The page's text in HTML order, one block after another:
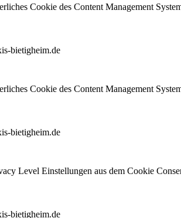
Cookie des Content Management
bietigheim.de
Cookie des Content Management
bietigheim.de
Level Einstellungen aus dem Cookie
bietigheim.de